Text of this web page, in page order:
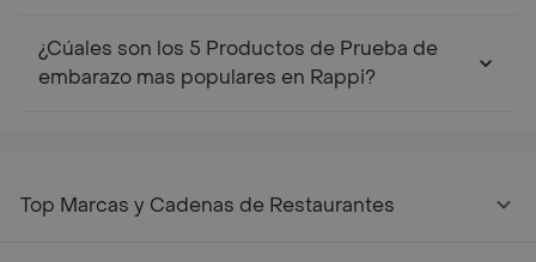
¿Cúales son los 5 Productos de Prueba de
embarazo mas populares en Rappi?
Top Marcas y Cadenas de Restaurantes